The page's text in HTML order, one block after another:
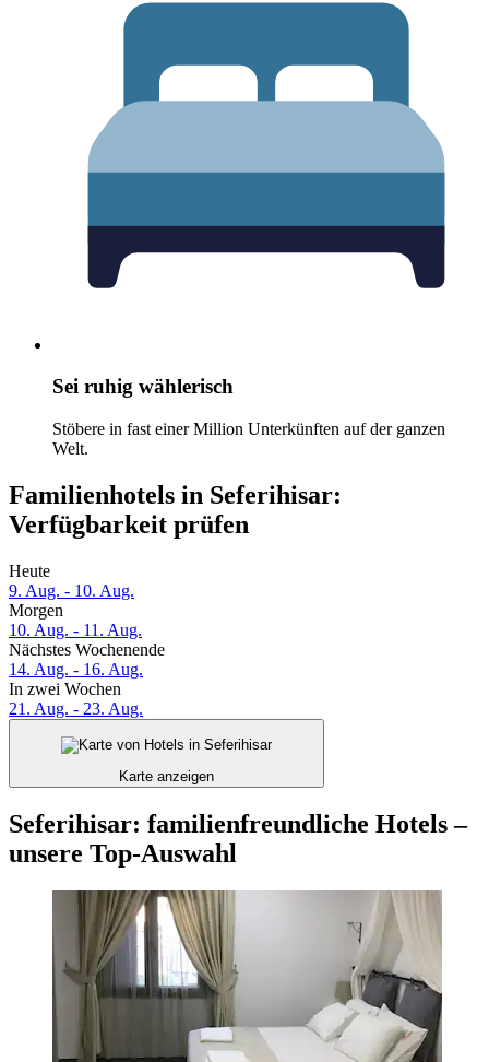
Sei ruhig wählerisch
Stöbere in fast einer Million Unterkünften auf der ganzen
Welt.
Familienhotels in Seferihisar:
Verfügbarkeit prüfen
Heute
9. Aug. - 10. Aug.
Morgen
10. Aug. - 11. Aug.
Nächstes Wochenende
14. Aug. - 16. Aug.
In zwei Wochen
21. Aug. - 23. Aug.
Karte anzeigen
Seferihisar: familienfreundliche Hotels –
unsere Top-Auswahl